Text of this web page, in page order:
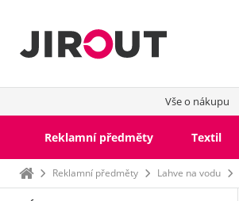
Vše o nákupu
Reklamní předměty Textil
Domů Reklamní předměty Lahve na vodu